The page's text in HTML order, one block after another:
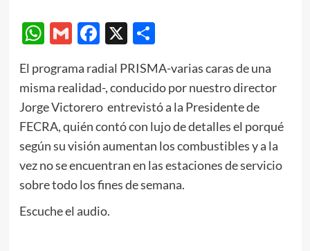
WhatsApp
GmailFacebook
X Compartir
El programa radial PRISMA-varias caras de una
misma realidad-, conducido por nuestro director
Jorge Victorero entrevistó a la Presidente de
FECRA, quién contó con lujo de detalles el porqué
según su visión aumentan los combustibles y a la
vez no se encuentran en las estaciones de servicio
sobre todo los fines de semana.
Escuche el audio.